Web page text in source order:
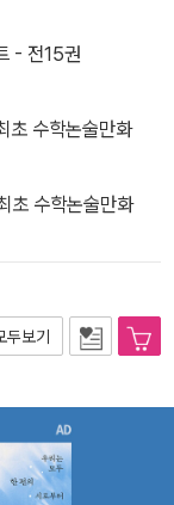
- 전15권
초 수학논술만화
초 수학논술만화
두보기